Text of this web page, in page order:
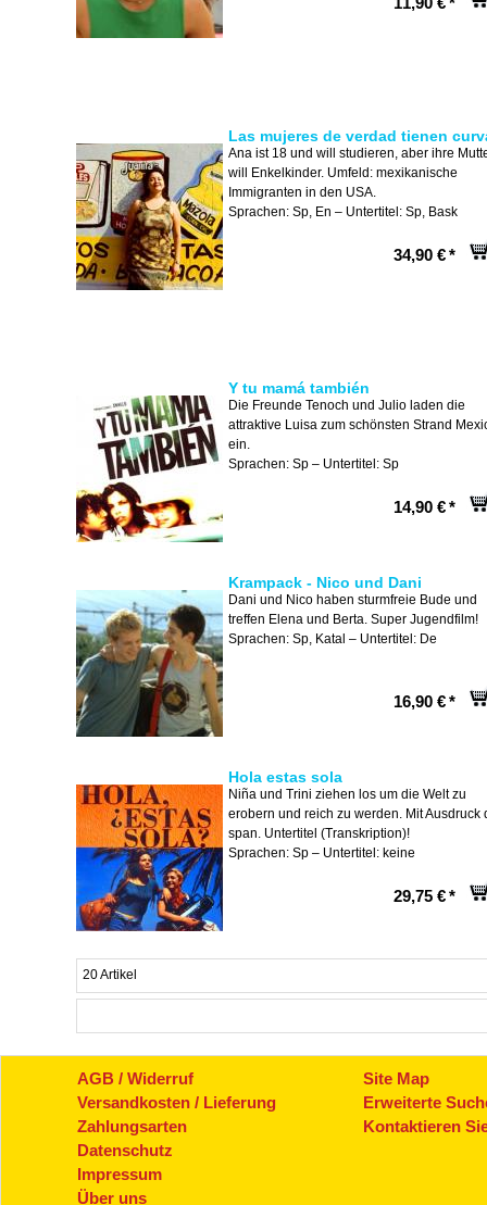
Las mujeres de verdad tienen
Ana ist 18 und will studieren, aber ihre
will Enkelkinder. Umfeld: mexikanische
Immigranten in den USA.
Sprachen: Sp, En – Untertitel: Sp, Bask
34,90 €*
Y tu mamá también
Die Freunde Tenoch und Julio laden die
attraktive Luisa zum schönsten Strand
ein.
Sprachen: Sp – Untertitel: Sp
14,90 €*
Krampack - Nico und Dani
Dani und Nico haben sturmfreie Bude und
treffen Elena und Berta. Super Jugendfilm!
Sprachen: Sp, Katal – Untertitel: De
16,90 €*
Hola estas sola
Niña und Trini ziehen los um die Welt zu
erobern und reich zu werden. Mit Ausdruck
span. Untertitel (Transkription)!
Sprachen: Sp – Untertitel: keine
29,75 €*
20 Artikel
AGB / Widerruf
Versandkosten / Lieferung
Zahlungsarten
Datenschutz
Impressum
Über uns
Site Map
Erweiterte
Kontaktieren